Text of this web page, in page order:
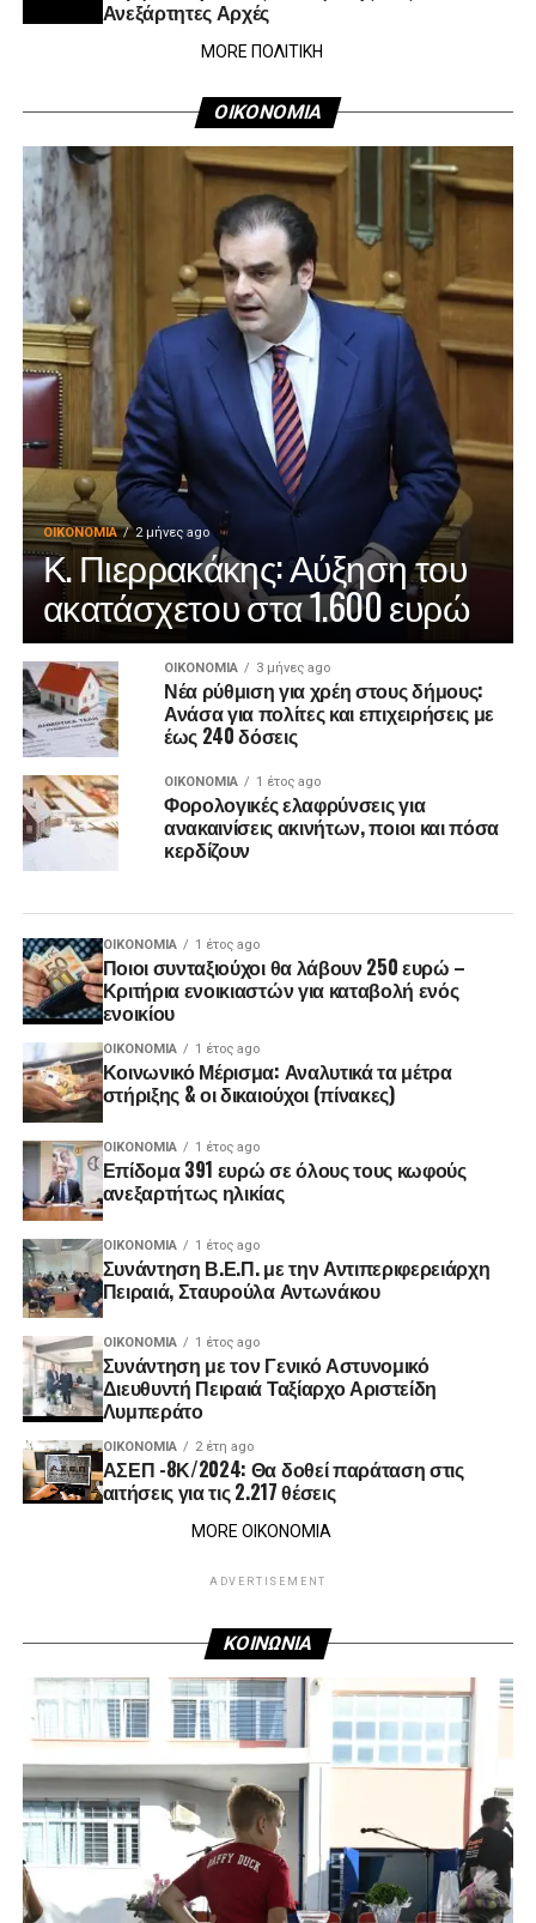
Ανεξάρτητες Αρχές
MORE ΠΟΛΙΤΙΚΗ
ΟΙΚΟΝΟΜΙΑ
ΟΙΚΟΝΟΜΊΑ 2 μήνες ago
Κ. Πιερρακάκης: Αύξηση του
ακατάσχετου στα 1.600 ευρώ
ΟΙΚΟΝΟΜΊΑ 3 μήνες ago
Νέα ρύθμιση για χρέη στους δήμους:
Ανάσα για πολίτες και επιχειρήσεις με
έως 240 δόσεις
ΟΙΚΟΝΟΜΊΑ 1 έτος ago
Φορολογικές ελαφρύνσεις για
ανακαινίσεις ακινήτων, ποιοι και πόσα
κερδίζουν
ΟΙΚΟΝΟΜΊΑ 1 έτος ago
Ποιοι συνταξιούχοι θα λάβουν 250 ευρώ –
Κριτήρια ενοικιαστών για καταβολή ενός
ενοικίου
ΟΙΚΟΝΟΜΊΑ 1 έτος ago
Κοινωνικό Μέρισμα: Αναλυτικά τα μέτρα
στήριξης & οι δικαιούχοι (πίνακες)
ΟΙΚΟΝΟΜΊΑ 1 έτος ago
Επίδομα 391 ευρώ σε όλους τους κωφούς
ανεξαρτήτως ηλικίας
ΟΙΚΟΝΟΜΊΑ 1 έτος ago
Συνάντηση Β.Ε.Π. με την Αντιπεριφερειάρχη
Πειραιά, Σταυρούλα Αντωνάκου
ΟΙΚΟΝΟΜΊΑ 1 έτος ago
Συνάντηση με τον Γενικό Αστυνομικό
Διευθυντή Πειραιά Ταξίαρχο Αριστείδη
Λυμπεράτο
ΟΙΚΟΝΟΜΊΑ 2 έτη ago
ΑΣΕΠ -8Κ/2024: Θα δοθεί παράταση στις
αιτήσεις για τις 2.217 θέσεις
MORE ΟΙΚΟΝΟΜΙΑ
ADVERTISEMENT
ΚΟΙΝΩΝΙΑ